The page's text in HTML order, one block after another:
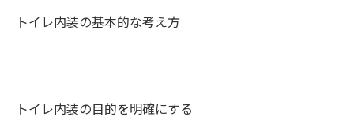
トイレ内装の基本的な考え方
トイレ内装の目的を明確にする